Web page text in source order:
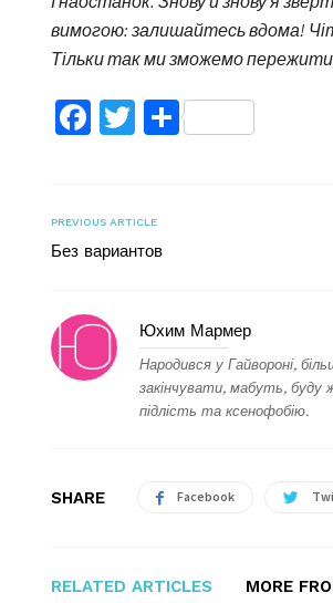
вимогою: залишайтесь вдома!
Тільки так ми зможемо пережити
Facebook
Twitter
PREVIOUS ARTICLE
Без вариантов
Юхим Мармер
Народився у Гайвороні,
закінчувати, мабуть,
підлість та ксенофобію.
SHARE Facebook
RELATED ARTICLES MORE